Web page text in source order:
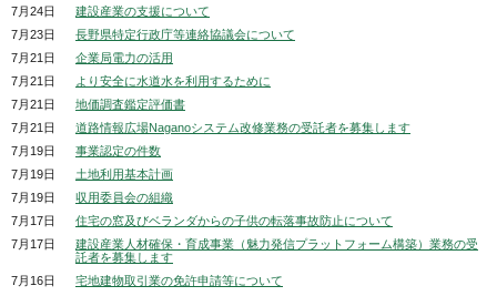
7月24日
建設産業の支援について
7月23日
長野県特定行政庁等連絡協議会について
7月21日
企業局電力の活用
7月21日
より安全に水道水を利用するために
7月21日
地価調査鑑定評価書
7月21日
道路情報広場Naganoシステム改修業務の受託者を募集します
7月19日
事業認定の件数
7月19日
土地利用基本計画
7月19日
収用委員会の組織
7月17日
住宅の窓及びベランダからの子供の転落事故防止について
7月17日
建設産業人材確保・育成事業（魅力発信プラットフォーム構築）業務の受
託者を募集します
7月16日
宅地建物取引業の免許申請等について